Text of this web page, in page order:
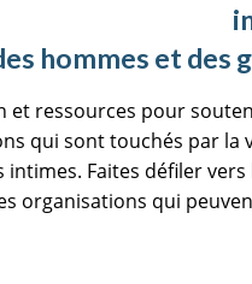
hommes et des
et ressources pour
qui sont touchés par la
intimes. Faites défiler
organisations qui